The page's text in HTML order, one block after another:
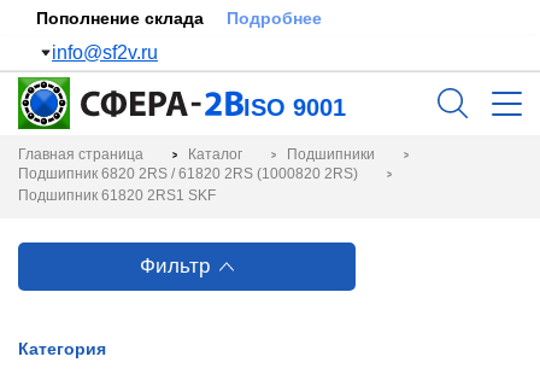
Пополнение склада Подробнее
info@sf2v.ru
ISO 9001
Главная страница Каталог
Подшипники
Подшипник 6820 2RS / 61820 2RS (1000820 2RS)
Подшипник 61820 2RS1 SKF
Фильтр
Категория